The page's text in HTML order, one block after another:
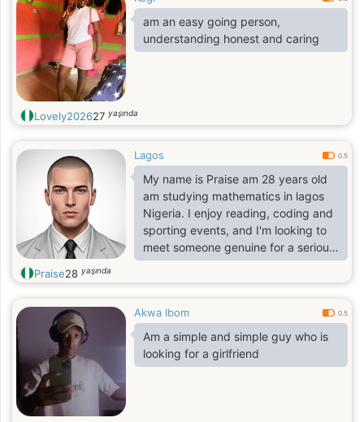
am an easy going person,
understanding honest and caring
Lovely202627 yaşında
Lagos 0.5
My name is Praise am 28 years old
am studying mathematics in lagos
Nigeria. I enjoy reading, coding and
sporting events, and I'm looking to
meet someone genuine for a serious
relationship. I'd describe myself as
easygoing, curious, ambitious
Praise28 yaşında
Akwa Ibom 0.5
Am a simple and simple guy who is
looking for a girlfriend